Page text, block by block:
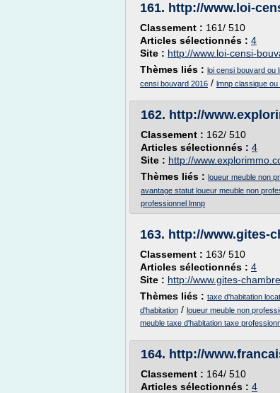
161. http://www.loi-
Classement : 161/ 510
Articles sélectionnés : 4
Site : http://www.loi-censi-
Thèmes liés : loi censi bouvard ou
censi bouvard 2016 / lmnp classique
162. http://
Classement : 162/ 510
Articles sélectionnés : 4
Site : http://
Thèmes liés : loueur meuble non
avantage statut loueur meuble non
professionnel lmnp
163. http://www.gites-
Classement : 163/ 510
Articles sélectionnés : 4
Site : http://www.gites-
Thèmes liés : taxe d'habitation
d'habitation / loueur meuble non
meuble taxe d'habitation taxe
164. http://
Classement : 164/ 510
Articles sélectionnés : 4